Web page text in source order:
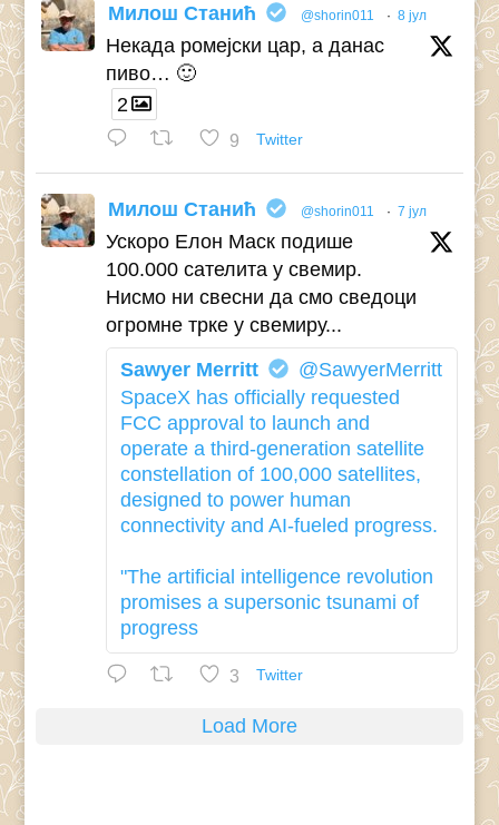
Милош Станић @shorin011 · 8 јул
Некада ромејски цар, а данас
пиво… 🙂
2
9 Twitter
Милош Станић @shorin011 · 7 јул
Ускоро Елон Маск подише
100.000 сателита у свемир.
Нисмо ни свесни да смо сведоци
огромне трке у свемиру...
Sawyer Merritt
@SawyerMerritt
SpaceX has officially requested
FCC approval to launch and
operate a third-generation satellite
constellation of 100,000 satellites,
designed to power human
connectivity and AI-fueled progress.
"The artificial intelligence revolution
promises a supersonic tsunami of
progress
3 Twitter
Load More